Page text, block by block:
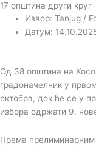
17 општина други круг
Извор: Tanjug /
Датум:
Од 38 општина на
градоначелник у
октобра, док ће се у
избора одржати 9.
Према прелиминарним